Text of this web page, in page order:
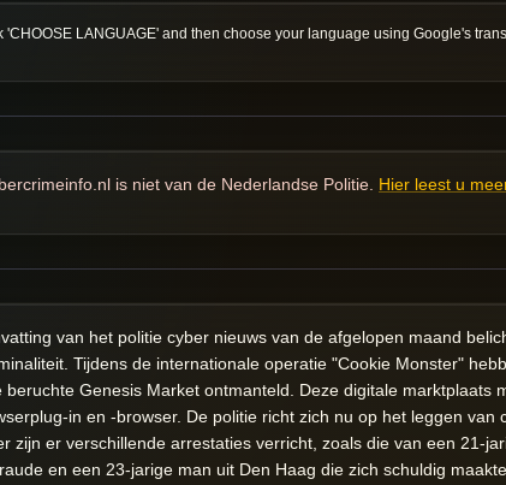
'CHOOSE LANGUAGE' and then choose your language using Google's
is niet van de Nederlandse Politie. Hier leest u
van het politie cyber nieuws van de afgelopen maand
Tijdens de internationale operatie "Cookie Monster"
beruchte Genesis Market ontmanteld. Deze digitale marktplaats
in en -browser. De politie richt zich nu op het leggen
zijn er verschillende arrestaties verricht, zoals die van een 21-
en een 23-jarige man uit Den Haag die zich schuldig